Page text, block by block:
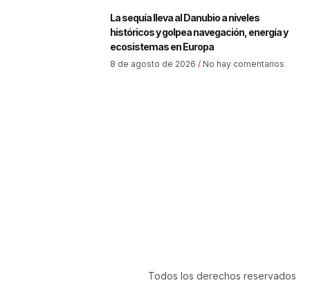
La sequía lleva al Danubio a niveles
históricos y golpea navegación, energía y
ecosistemas en Europa
8 de agosto de 2026 No hay comentarios
Todos los derechos reservados